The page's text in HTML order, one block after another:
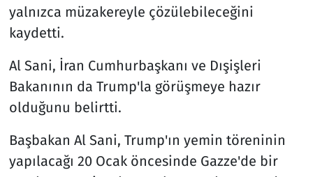
yalnızca müzakereyle çözülebileceğini
kaydetti.
Al Sani, İran Cumhurbaşkanı ve Dışişleri
Bakanının da Trump'la görüşmeye hazır
olduğunu belirtti.
Başbakan Al Sani, Trump'ın yemin töreninin
yapılacağı 20 Ocak öncesinde Gazze'de bir